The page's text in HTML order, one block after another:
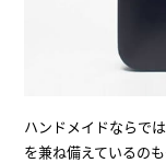
ハンドメイドならで
を兼ね備えているの